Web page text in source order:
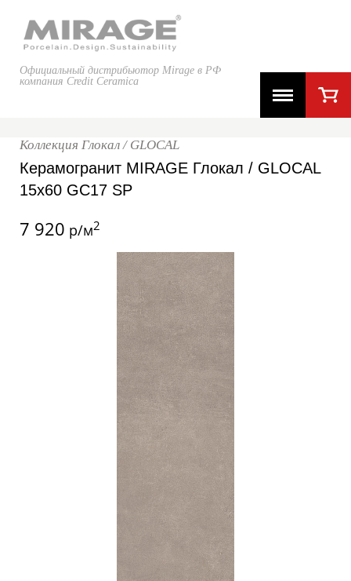
Официальный дистрибьютор Mirage в РФ
компания Credit Ceramica
Коллекция Глокал / GLOCAL
Керамогранит MIRAGE Глокал / GLOCAL
15x60 GC17 SP
7 920 р/м2